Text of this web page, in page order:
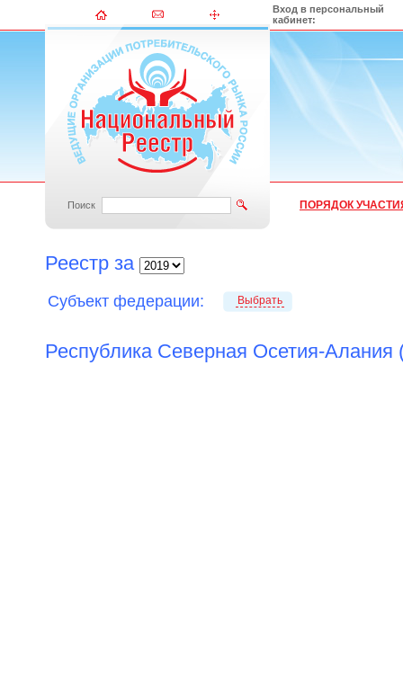
Поиск
Вход в персональный
кабинет:
ПОРЯДОК
Реестр за
Субъект федерации: Выбрать
Республика Северная Осетия-Алания